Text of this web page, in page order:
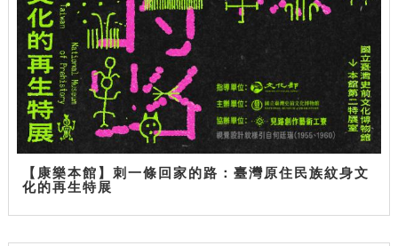
【康樂本館】刺一條回家的路：臺灣原住民族紋身文
化的再生特展